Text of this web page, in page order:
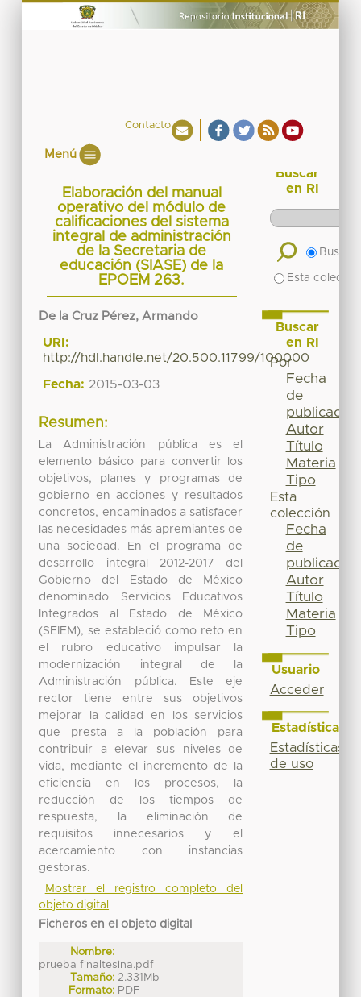
Contacto
Menú
Elaboración del manual
operativo del módulo de
calificaciones del sistema
integral de administración
de la Secretaria de
educación (SIASE) de la
EPOEM 263.
De la Cruz Pérez, Armando
URI:
http://hdl.handle.net/20.500.11799/100000
Fecha: 2015-03-03
Resumen:
La Administración pública es el
elemento básico para convertir los
objetivos, planes y programas de
gobierno en acciones y resultados
concretos, encaminados a satisfacer
las necesidades más apremiantes de
una sociedad. En el programa de
desarrollo integral 2012-2017 del
Gobierno del Estado de México
denominado Servicios Educativos
Integrados al Estado de México
(SEIEM), se estableció como reto en
el rubro educativo impulsar la
modernización integral de la
Administración pública. Este eje
rector tiene entre sus objetivos
mejorar la calidad en los servicios
que presta a la población para
contribuir a elevar sus niveles de
vida, mediante el incremento de la
eficiencia en los procesos, la
reducción de los tiempos de
respuesta, la eliminación de
requisitos innecesarios y el
acercamiento con instancias
gestoras.
Mostrar el registro completo del
objeto digital
Ficheros en el objeto digital
Nombre:
prueba finaltesina.pdf
Tamaño: 2.331Mb
Formato: PDF
Buscar
en RI
Buscar
Esta
Buscar
en RI
Por
Fecha
de
publicación
Autor
Título
Materia
Tipo
Esta
colección
Fecha
de
publicación
Autor
Título
Materia
Tipo
Usuario
Acceder
Estadísticas
Estadísticas
de uso